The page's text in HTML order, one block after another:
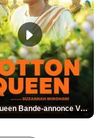
Cotton Queen Bande-annonce VO STFR